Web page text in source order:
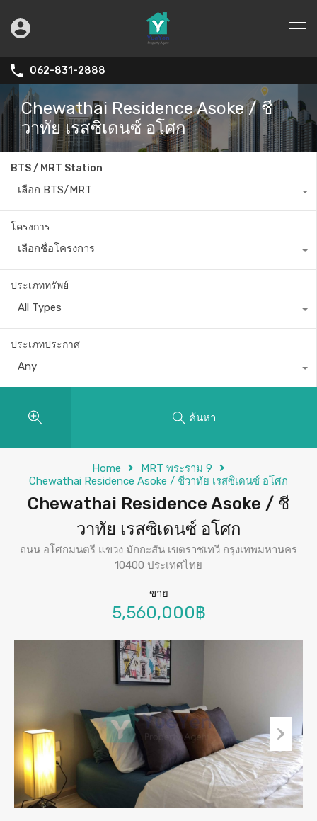
062-831-2888
Chewathai Residence Asoke / ชี
วาทัย เรสซิเดนซ์ อโศก
BTS / MRT Station
เลือก BTS/MRT
โครงการ
เลือกชื่อโครงการ
ประเภททรัพย์
All Types
ประเภทประกาศ
Any
ค้นหา
Home
MRT พระราม 9
Chewathai Residence Asoke / ชีวาทัย เรสซิเดนซ์ อโศก
Chewathai Residence Asoke / ชี
วาทัย เรสซิเดนซ์ อโศก
ถนน อโศกมนตรี แขวง มักกะสัน เขตราชเทวี กรุงเทพมหานคร
10400 ประเทศไทย
ขาย
5,560,000฿